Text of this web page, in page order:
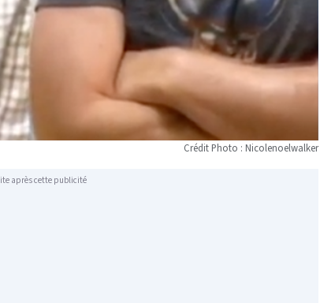
Crédit Photo : Nicolenoelwalker
après cette publicité